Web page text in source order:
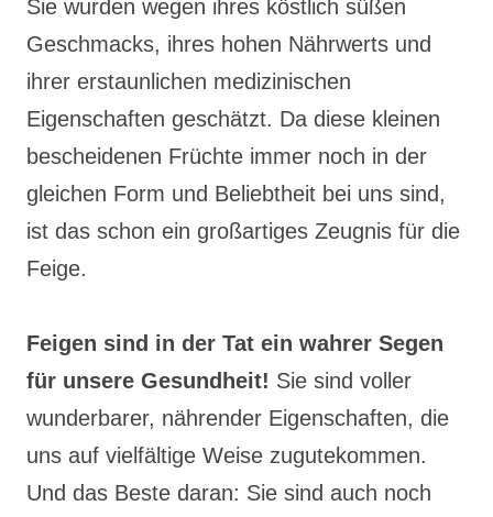
Sie wurden wegen ihres köstlich süßen
Geschmacks, ihres hohen Nährwerts und
ihrer erstaunlichen medizinischen
Eigenschaften geschätzt. Da diese kleinen
bescheidenen Früchte immer noch in der
gleichen Form und Beliebtheit bei uns sind,
ist das schon ein großartiges Zeugnis für die
Feige.
Feigen sind in der Tat ein wahrer Segen
für unsere Gesundheit! Sie sind voller
wunderbarer, nährender Eigenschaften, die
uns auf vielfältige Weise zugutekommen.
Und das Beste daran: Sie sind auch noch